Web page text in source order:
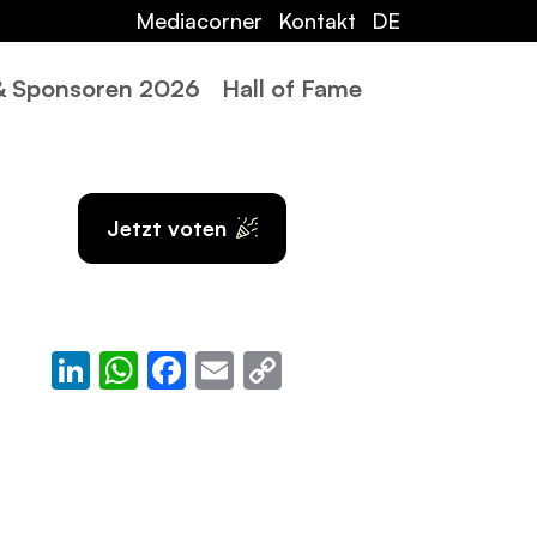
Mediacorner Kontakt DE
Sponsoren 2026 Hall of Fame
Jetzt voten
LinkedIn
WhatsApp
Facebook
EmailCopy